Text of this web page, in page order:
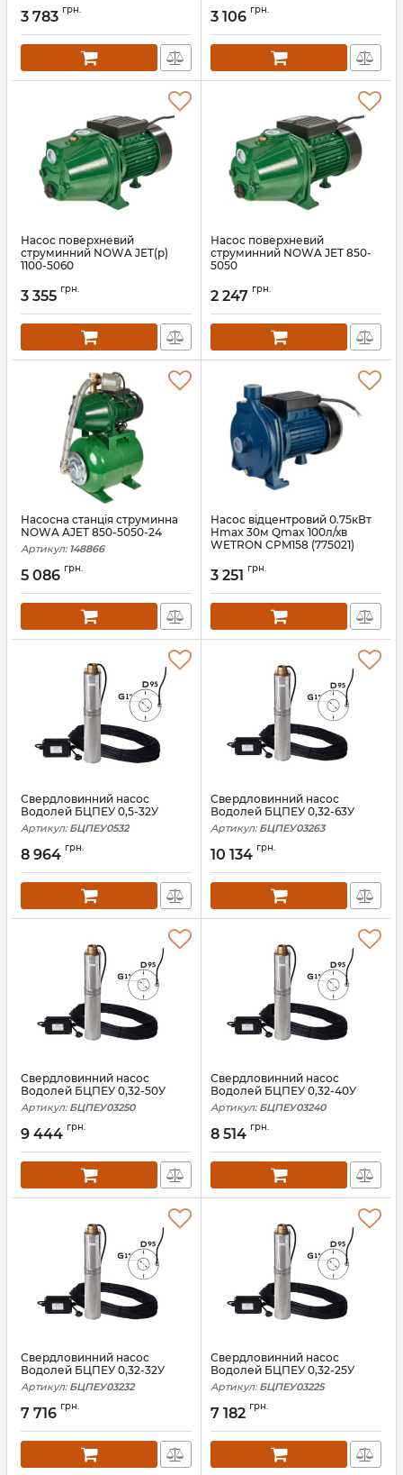
3 783 грн. 3 106 грн.
Насос поверхневий
струминний NOWA JET(p)
1100-5060
3 355 грн.
Насос поверхневий
струминний NOWA JET 850-
5050
2 247 грн.
Насосна станція струминна
NOWA AJET 850-5050-24
Артикул: 148866
5 086 грн.
Насос відцентровий 0.75кВт
Hmax 30м Qmax 100л/хв
WETRON CPM158 (775021)
3 251 грн.
Свердловинний насос
Водолей БЦПЕУ 0,5-32У
Артикул: БЦПЕУ0532
8 964 грн.
Свердловинний насос
Водолей БЦПЕУ 0,32-63У
Артикул: БЦПЕУ03263
10 134 грн.
Свердловинний насос
Водолей БЦПЕУ 0,32-50У
Артикул: БЦПЕУ03250
9 444 грн.
Свердловинний насос
Водолей БЦПЕУ 0,32-40У
Артикул: БЦПЕУ03240
8 514 грн.
Свердловинний насос
Водолей БЦПЕУ 0,32-32У
Артикул: БЦПЕУ03232
7 716 грн.
Свердловинний насос
Водолей БЦПЕУ 0,32-25У
Артикул: БЦПЕУ03225
7 182 грн.